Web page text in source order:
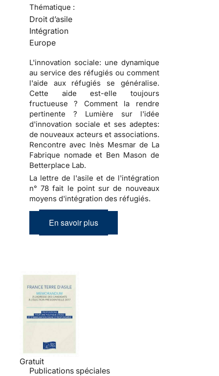
Thématique :
Droit d’asile
Intégration
Europe
L'innovation sociale: une dynamique
au service des réfugiés ou comment
l'aide aux réfugiés se généralise.
Cette aide est-elle toujours
fructueuse ? Comment la rendre
pertinente ? Lumière sur l'idée
d'innovation sociale et ses adeptes:
de nouveaux acteurs et associations.
Rencontre avec Inès Mesmar de La
Fabrique nomade et Ben Mason de
Betterplace Lab.
La lettre de l'asile et de l'intégration
n° 78 fait le point sur de nouveaux
moyens d'intégration des réfugiés.
En savoir plus
Gratuit
Publications spéciales